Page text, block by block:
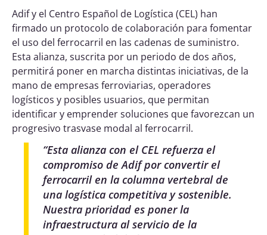
Adif y el Centro Español de Logística (CEL) han
firmado un protocolo de colaboración para fomentar
el uso del ferrocarril en las cadenas de suministro.
Esta alianza, suscrita por un periodo de dos años,
permitirá poner en marcha distintas iniciativas, de la
mano de empresas ferroviarias, operadores
logísticos y posibles usuarios, que permitan
identificar y emprender soluciones que favorezcan un
progresivo trasvase modal al ferrocarril.
“Esta alianza con el CEL refuerza el
compromiso de Adif por convertir el
ferrocarril en la columna vertebral de
una logística competitiva y sostenible.
Nuestra prioridad es poner la
infraestructura al servicio de la